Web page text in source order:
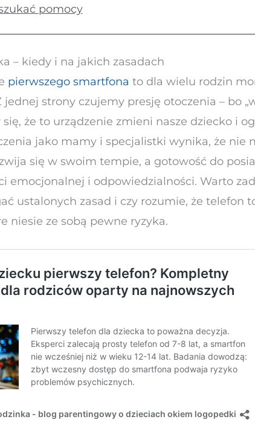
pomocy
– kiedy i na jakich zasadach
pierwszego smartfona to dla wielu rodzin
strony czujemy presję otoczenia – bo
że to urządzenie zmieni nasze dziecko i
jako mamy i specjalistki wynika, że nie
się w swoim tempie, a gotowość do
emocjonalnej i odpowiedzialności. Warto
ustalonych zasad i czy rozumie, że telefon
niesie ze sobą pewne ryzyka.